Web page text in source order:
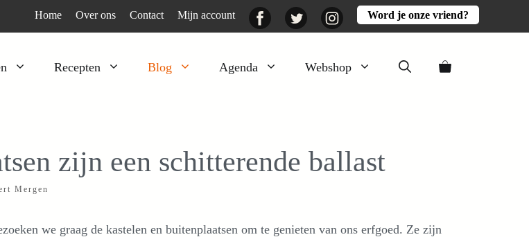
Home Over ons Contact Mijn account FacebookTwitter InstagramWord je onze vriend?
Recepten Blog Agenda Webshop
Peulgroenten Activiteiten
zijn een schitterende ballast
Mergen
we graag de kastelen en buitenplaatsen om te genieten van ons erfgoed. Ze zijn